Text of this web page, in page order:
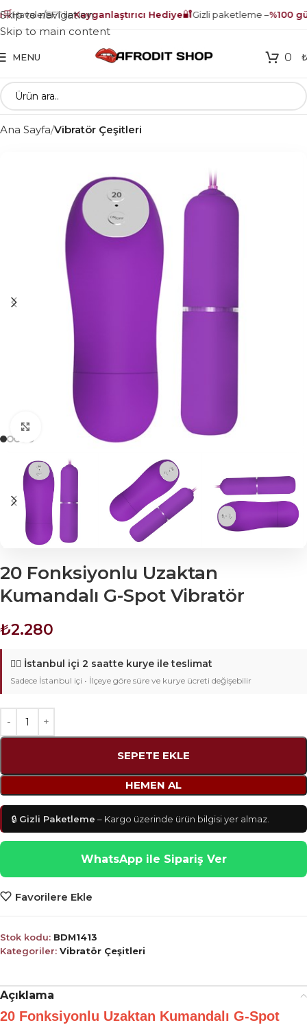
Havale/EFT ileKayganlaştırıcı Hediye🔐Gizli paketleme –%100
Skip to navigation
Skip to main content
MENU 0 ₺
Ana Sayfa Vibratör Çeşitleri
Click to enlarge
20 Fonksiyonlu Uzaktan
Kumandalı G-Spot Vibratör
₺2.280
🚴‍♂️ İstanbul içi 2 saatte kurye ile teslimat
Sadece İstanbul içi • İlçeye göre süre ve kurye ücreti değişebilir
SEPETE EKLE
HEMEN AL
🔒 Gizli Paketleme – Kargo üzerinde ürün bilgisi yer almaz.
WhatsApp ile Sipariş Ver
Favorilere Ekle
Stok kodu: BDM1413
Kategoriler: Vibratör Çeşitleri
Açıklama
20 Fonksiyonlu Uzaktan Kumandalı G-Spot